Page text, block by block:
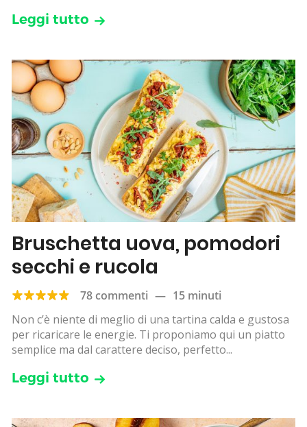
Leggi tutto
Bruschetta uova, pomodori
secchi e rucola
78 commenti — 15 minuti
Non c’è niente di meglio di una tartina calda e gustosa
per ricaricare le energie. Ti proponiamo qui un piatto
semplice ma dal carattere deciso, perfetto...
Leggi tutto